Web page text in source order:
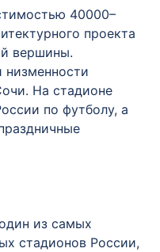
40000–
проекта
вершины.
На стадионе
по футболу, а
из самых
стадионов России,